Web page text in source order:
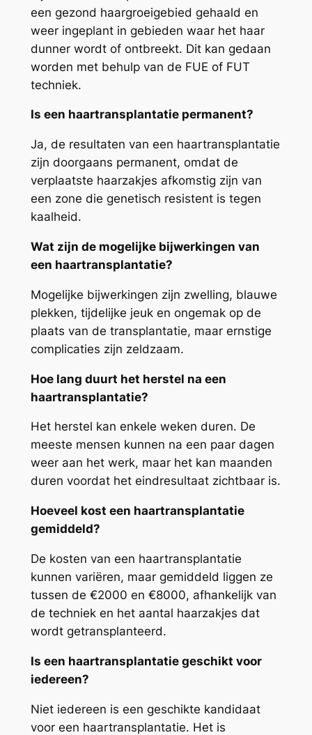
een gezond haargroeigebied gehaald en
weer ingeplant in gebieden waar het haar
dunner wordt of ontbreekt. Dit kan gedaan
worden met behulp van de FUE of FUT
techniek.
Is een haartransplantatie permanent?
Ja, de resultaten van een haartransplantatie
zijn doorgaans permanent, omdat de
verplaatste haarzakjes afkomstig zijn van
een zone die genetisch resistent is tegen
kaalheid.
Wat zijn de mogelijke bijwerkingen van
een haartransplantatie?
Mogelijke bijwerkingen zijn zwelling, blauwe
plekken, tijdelijke jeuk en ongemak op de
plaats van de transplantatie, maar ernstige
complicaties zijn zeldzaam.
Hoe lang duurt het herstel na een
haartransplantatie?
Het herstel kan enkele weken duren. De
meeste mensen kunnen na een paar dagen
weer aan het werk, maar het kan maanden
duren voordat het eindresultaat zichtbaar is.
Hoeveel kost een haartransplantatie
gemiddeld?
De kosten van een haartransplantatie
kunnen variëren, maar gemiddeld liggen ze
tussen de €2000 en €8000, afhankelijk van
de techniek en het aantal haarzakjes dat
wordt getransplanteerd.
Is een haartransplantatie geschikt voor
iedereen?
Niet iedereen is een geschikte kandidaat
voor een haartransplantatie. Het is